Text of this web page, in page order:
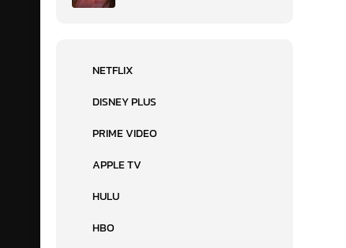
NETFLIX
DISNEY PLUS
PRIME VIDEO
APPLE TV
HULU
HBO